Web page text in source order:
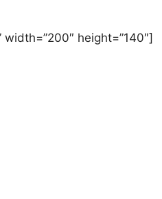
height=”140″]